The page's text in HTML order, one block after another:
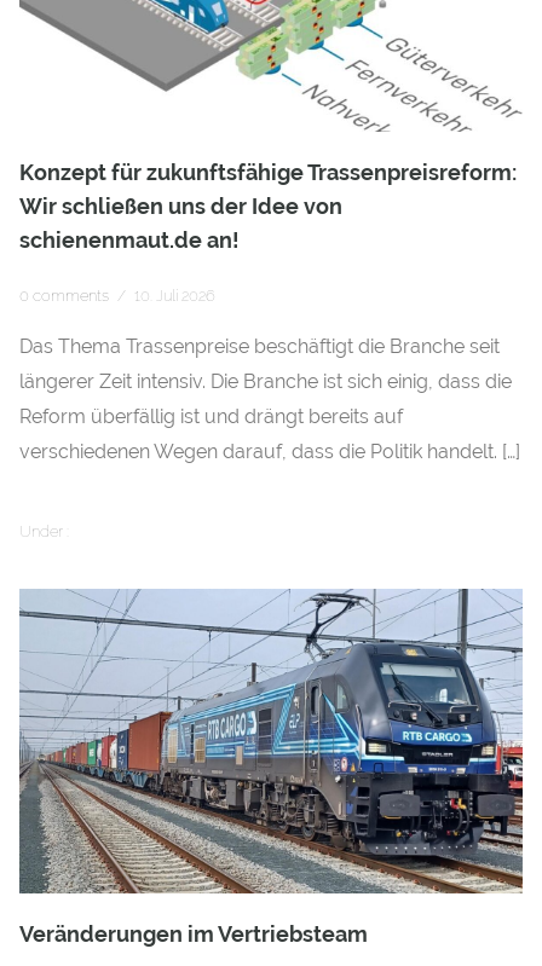
Konzept für zukunftsfähige Trassenpreisreform:
Wir schließen uns der Idee von
schienenmaut.de an!
0 comments / 10. Juli 2026
Das Thema Trassenpreise beschäftigt die Branche seit
längerer Zeit intensiv. Die Branche ist sich einig, dass die
Reform überfällig ist und drängt bereits auf
verschiedenen Wegen darauf, dass die Politik handelt. […]
Under :
Veränderungen im Vertriebsteam